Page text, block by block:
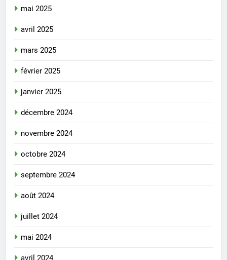
mai 2025
avril 2025
mars 2025
février 2025
janvier 2025
décembre 2024
novembre 2024
octobre 2024
septembre 2024
août 2024
juillet 2024
mai 2024
avril 2024